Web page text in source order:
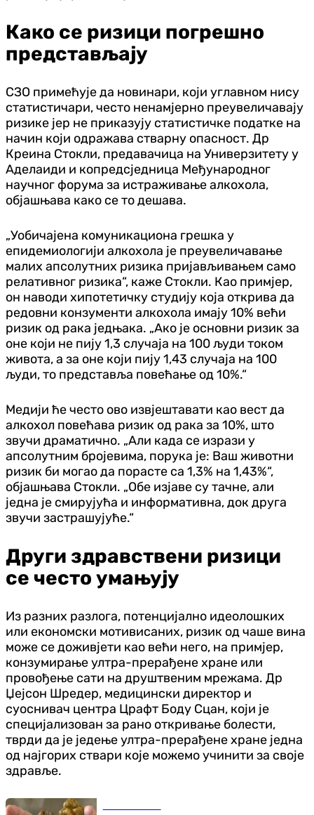
Како се ризици погрешно
представљају
СЗО примећује да новинари, који углавном нису
статистичари, често ненамјерно преувеличавају
ризике јер не приказују статистичке податке на
начин који одражава стварну опасност. Др
Креина Стокли, предавачица на Универзитету у
Аделаиди и копредсједница Међународног
научног форума за истраживање алкохола,
објашњава како се то дешава.
„Уобичајена комуникациона грешка у
епидемиологији алкохола је преувеличавање
малих апсолутних ризика пријављивањем само
релативног ризика“, каже Стокли. Као примјер,
он наводи хипотетичку студију која открива да
редовни конзументи алкохола имају 10% већи
ризик од рака једњака. „Ако је основни ризик за
оне који не пију 1,3 случаја на 100 људи током
живота, а за оне који пију 1,43 случаја на 100
људи, то представља повећање од 10%.“
Медији ће често ово извјештавати као вест да
алкохол повећава ризик од рака за 10%, што
звучи драматично. „Али када се изрази у
апсолутним бројевима, порука је: Ваш животни
ризик би могао да порасте са 1,3% на 1,43%“,
објашњава Стокли. „Обе изјаве су тачне, али
једна је смирујућа и информативна, док друга
звучи застрашујуће.“
Други здравствени ризици
се често умањују
Из разних разлога, потенцијално идеолошких
или економски мотивисаних, ризик од чаше вина
може се доживјети као већи него, на примјер,
конзумирање ултра-прерађене хране или
провођење сати на друштвеним мрежама. Др
Џејсон Шредер, медицински директор и
суоснивач центра Црафт Бодy Сцан, који је
специјализован за рано откривање болести,
тврди да је једење ултра-прерађене хране једна
од најгорих ствари које можемо учинити за своје
здравље.